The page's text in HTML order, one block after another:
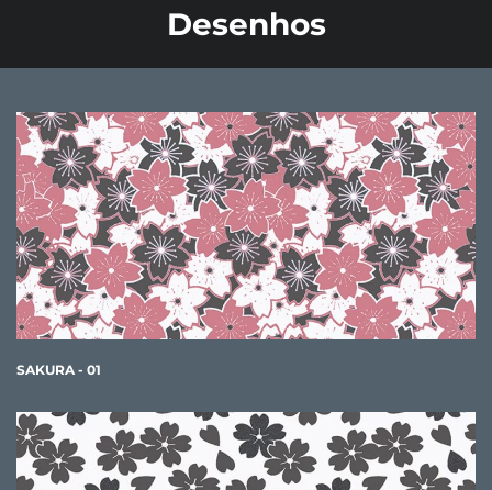
Desenhos
SAKURA - 01